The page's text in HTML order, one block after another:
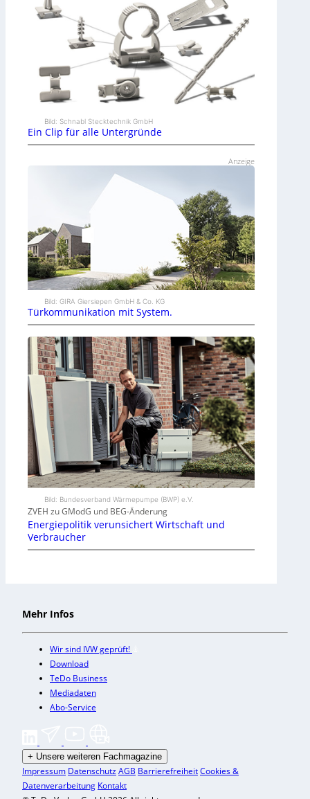
Bild: Schnabl Stecktechnik GmbH
Ein Clip für alle Untergründe
Anzeige
Bild: GIRA Giersiepen GmbH & Co. KG
Türkommunikation mit System.
Bild: Bundesverband Wärmepumpe (BWP) e.V.
ZVEH zu GModG und BEG-Änderung
Energiepolitik verunsichert Wirtschaft und
Verbraucher
Mehr Infos
Wir sind IVW geprüft!
Download
TeDo Business
Mediadaten
Abo-Service
+ Unsere weiteren Fachmagazine
Impressum DatenschutzAGB BarrierefreiheitCookies &
Datenverarbeitung Kontakt